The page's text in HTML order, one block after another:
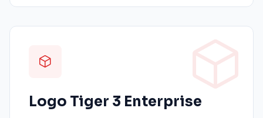
malik hərtərəfli həllər təklif edir.
Logo Tiger 3 Enterprise